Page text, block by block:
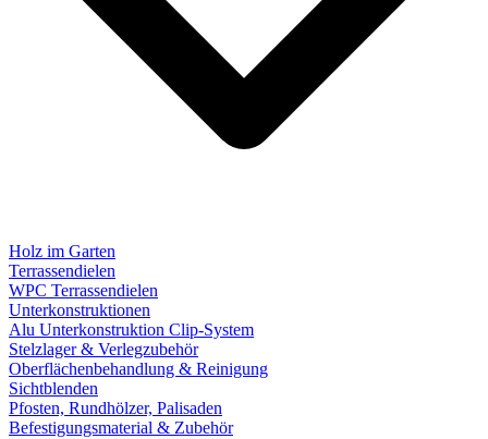
Holz im Garten
Terrassendielen
WPC Terrassendielen
Unterkonstruktionen
Alu Unterkonstruktion Clip-System
Stelzlager & Verlegzubehör
Oberflächenbehandlung & Reinigung
Sichtblenden
Pfosten, Rundhölzer, Palisaden
Befestigungsmaterial & Zubehör